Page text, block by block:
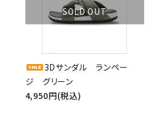
SOLD OUT
3Dサンダル ランペー
ジ グリーン
4,950円(税込)